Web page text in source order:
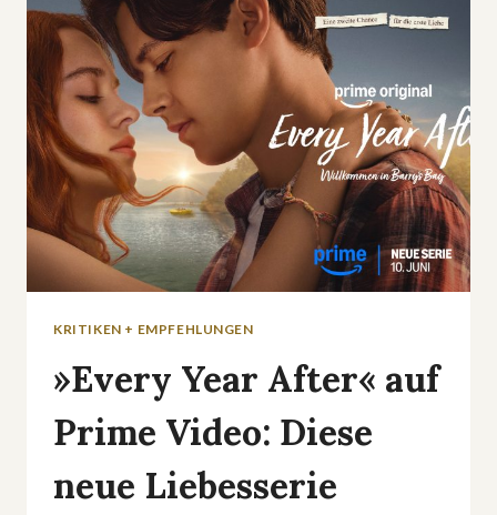
HEIDI
KLUMS
GROSSES G
NTM-F
INALE
KRITIKEN + EMPFEHLUNGEN
»Every Year After« auf
Prime Video: Diese
neue Liebesserie